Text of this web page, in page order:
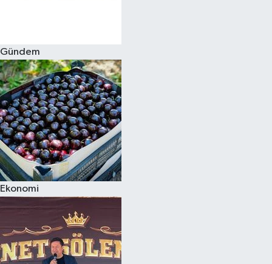
Gündem
Ekonomi
Burç Yorumları
Çocuk
Eğitim
Hava Durumu
Kadın
Kim kimdir?
Kültür Sanat